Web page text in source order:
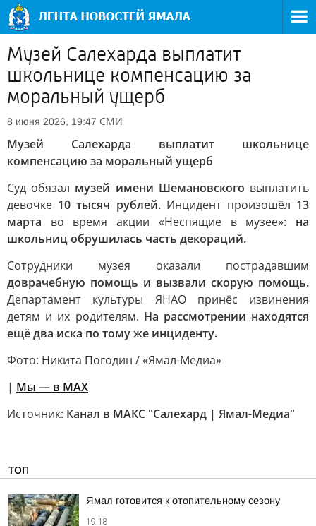
Музей Салехарда выплатит
школьнице компенсацию за
моральный ущерб
8 июня 2026, 19:47 СМИ
Музей Салехарда выплатит школьнице
компенсацию за моральный ущерб
Суд обязал музей имени Шемановского выплатить
девочке 10 тысяч рублей.Инцидент произошёл 13
марта во время акции «Неспящие в музее»: на
школьниц обрушилась часть декораций.
Сотрудники музея оказали пострадавшим
доврачебную помощь и вызвали скорую помощь.
Департамент культуры ЯНАО принёс извинения
детям и их родителям. На рассмотрении находятся
ещё два иска по тому же инциденту.
Фото: Никита Погодин / «Ямал-Медиа»
| Мы — в МАХ
Источник: Канал в МАКС "Салехард | Ямал-Медиа"
ТОП
Ямал готовится к отопительному сезону
19:18